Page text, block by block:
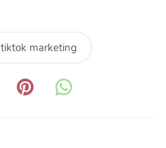
tiktok marketing